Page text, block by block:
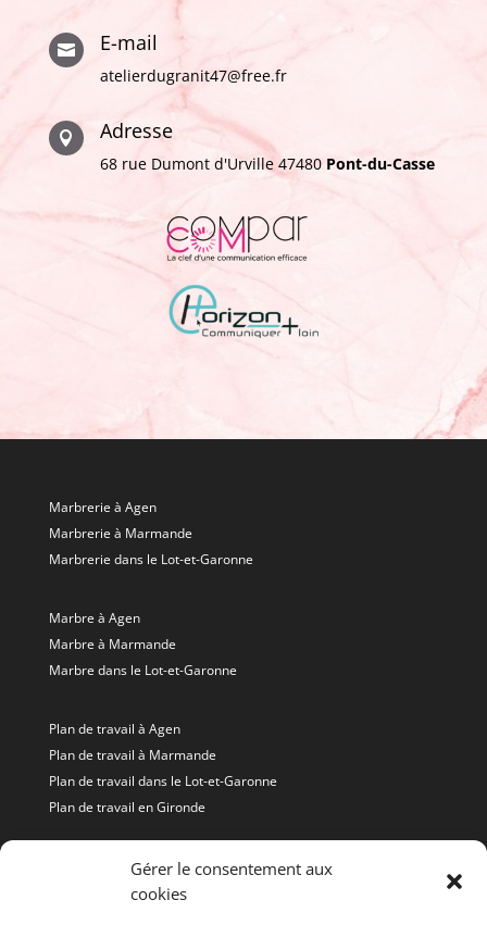
Gérer le consentement aux
cookies
 E-mail
atelierdugranit47@free.fr
 Adresse
68 rue Dumont d'Urville 47480 Pont-du-Casse
Marbrerie à Agen
Marbrerie à Marmande
Marbrerie dans le Lot-et-Garonne
Marbre à Agen
Marbre à Marmande
Marbre dans le Lot-et-Garonne
Plan de travail à Agen
Plan de travail à Marmande
Plan de travail dans le Lot-et-Garonne
Plan de travail en Gironde
Granit à Agen
Granit à Marmande